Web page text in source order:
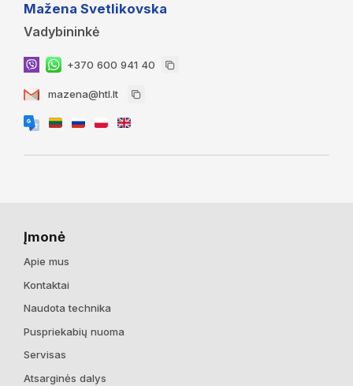
Mažena Svetlikovska
Vadybininkė
+370 600 941 40
mazena@htl.lt
Įmonė
Apie mus
Kontaktai
Naudota technika
Puspriekabių nuoma
Servisas
Atsarginės dalys